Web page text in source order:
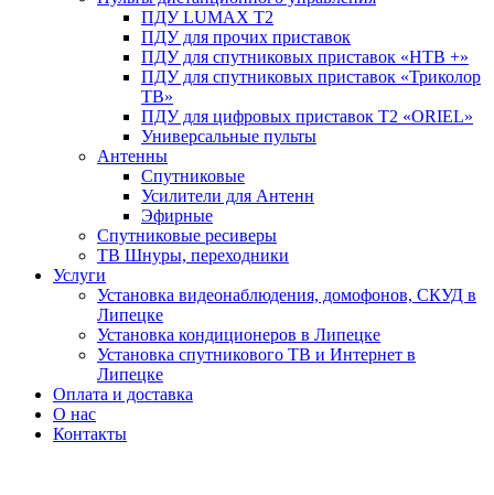
ПДУ LUMAX Т2
ПДУ для прочих приставок
ПДУ для спутниковых приставок «НТВ +»
ПДУ для спутниковых приставок «Триколор
ТВ»
ПДУ для цифровых приставок Т2 «ORIEL»
Универсальные пульты
Антенны
Спутниковые
Усилители для Антенн
Эфирные
Спутниковые ресиверы
ТВ Шнуры, переходники
Услуги
Установка видеонаблюдения, домофонов, СКУД в
Липецке
Установка кондиционеров в Липецке
Установка спутникового ТВ и Интернет в
Липецке
Оплата и доставка
О нас
Контакты